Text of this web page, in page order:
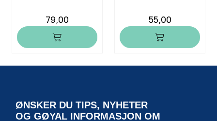
79,00 55,00
ØNSKER DU TIPS, NYHETER
OG GØYAL INFORMASJON OM